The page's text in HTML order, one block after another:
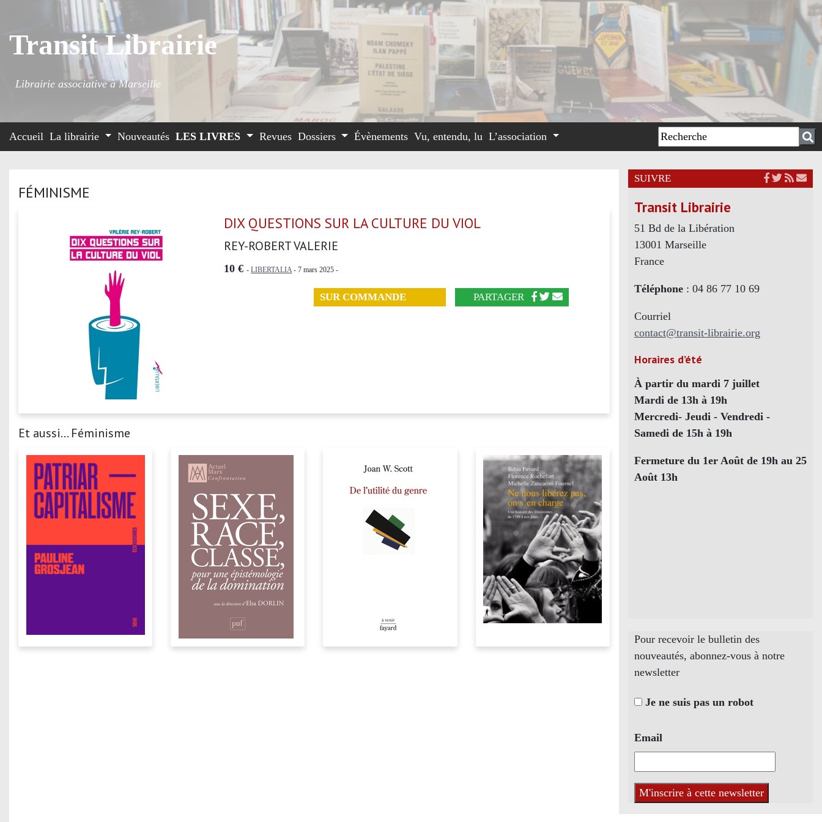
Transit Librairie
Librairie associative à Marseille
Accueil La librairie Nouveautés LES LIVRES Revues Dossiers Évènements Vu, entendu, lu L’association
FÉMINISME
DIX QUESTIONS SUR LA CULTURE DU VIOL
REY-ROBERT VALERIE
10 € -LIBERTALIA - 7 mars 2025 -
SUR COMMANDE PARTAGER
Et aussi... Féminisme
SUIVRE
Transit Librairie
51 Bd de la Libération
13001 Marseille
France
Téléphone: 04 86 77 10 69
Courriel
contact@transit-librairie.org
Horaires d’été
À partir du mardi 7 juillet
Mardi de 13h à 19h
Mercredi- Jeudi - Vendredi -
Samedi de 15h à 19h
Fermeture du 1er Août de 19h au 25
Août 13h
Pour recevoir le bulletin des
nouveautés, abonnez-vous à notre
newsletter
Je ne suis pas un robot
Email